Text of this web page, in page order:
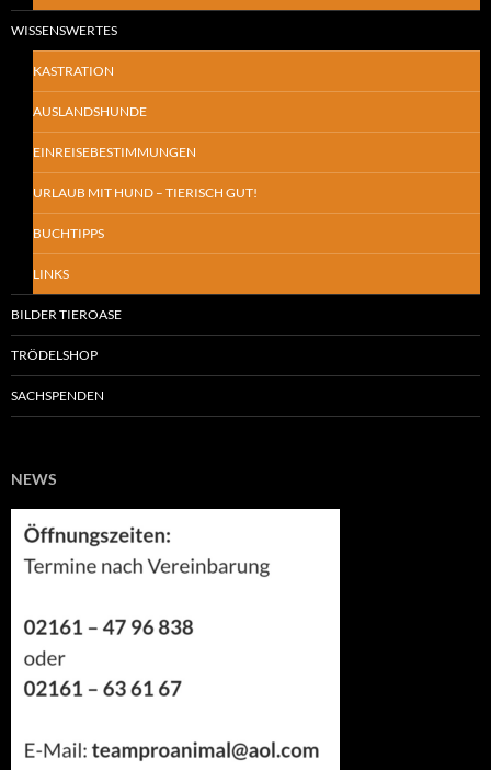
WISSENSWERTES
KASTRATION
AUSLANDSHUNDE
EINREISEBESTIMMUNGEN
URLAUB MIT HUND – TIERISCH GUT!
BUCHTIPPS
LINKS
BILDER TIEROASE
TRÖDELSHOP
SACHSPENDEN
NEWS